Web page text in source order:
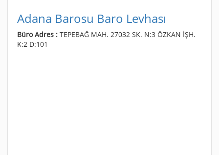
Adana Barosu Baro Levhası
Büro Adres : TEPEBAĞ MAH. 27032 SK. N:3 ÖZKAN İŞH.
K:2 D:101